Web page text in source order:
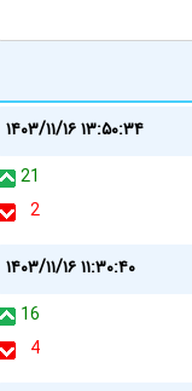
۱۴۰۳/۱۱/۱۶ ۱۳:۵۰:۳۴
21
2
۱۴۰۳/۱۱/۱۶ ۱۱:۳۰:۴۰
16
4